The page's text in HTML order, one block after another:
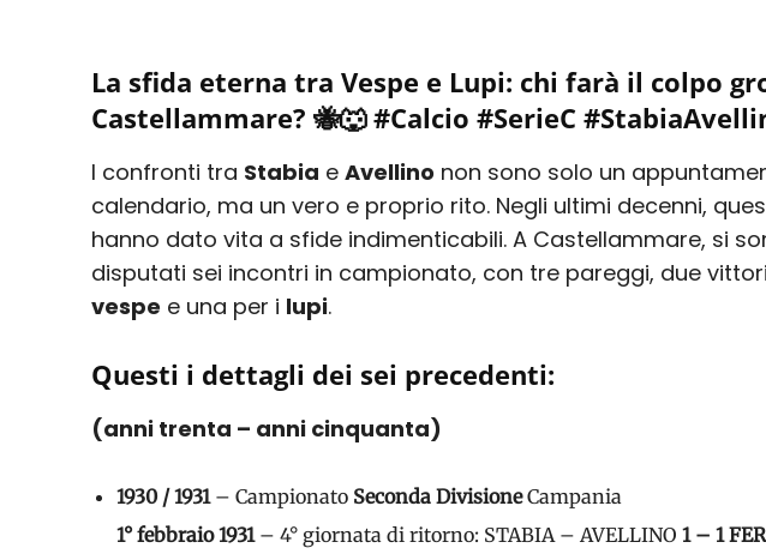
La sfida eterna tra Vespe e Lupi: chi farà il colpo
Castellammare? 🐝🐺 #Calcio #SerieC
I confronti tra Stabia e Avellino non sono solo un
calendario, ma un vero e proprio rito. Negli ultimi decenni,
hanno dato vita a sfide indimenticabili. A Castellammare, si
disputati sei incontri in campionato, con tre pareggi, due
vespe e una per i lupi.
Questi i dettagli dei sei precedenti:
(anni trenta – anni cinquanta)
1930 / 1931– Campionato Seconda DivisioneCampania
1° febbraio 1931– 4° giornata di ritorno: STABIA – AVELLINO 1 – 1